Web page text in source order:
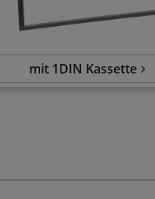
mit 1DIN Kassette